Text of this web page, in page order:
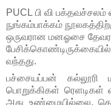
PUCL பி வி
நுங்கம்பாக்கம்
ஒருவரான மனஓசை
வந்தது.
பச்சையப்பன் கல்லூரி
பொறுக்கிகள் ரெளடிகள்
அது உண்மையில்லை.